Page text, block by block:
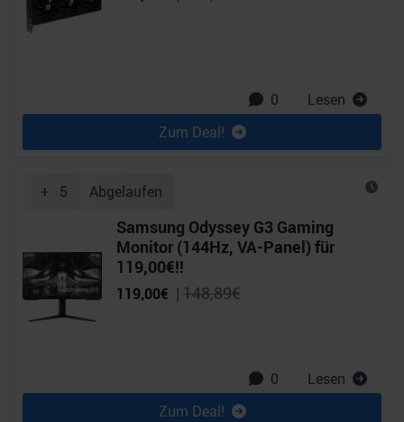
0
Lesen
Zum Deal!
+ 5 Abgelaufen
Samsung Odyssey G3 Gaming
Monitor (144Hz, VA-Panel) für
119,00€!!
119,00€ | 148,89€
0
Lesen
Zum Deal!